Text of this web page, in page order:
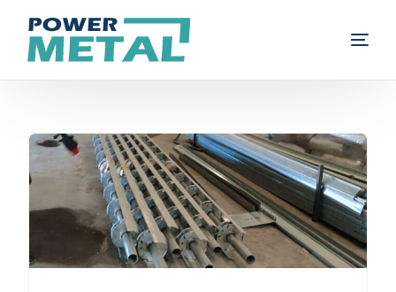
Volet roulant
Porte de garage